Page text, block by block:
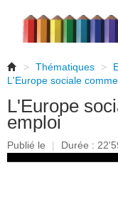
> Thématiques >
L'Europe sociale
L'Europe
emploi
Publié le | Durée :